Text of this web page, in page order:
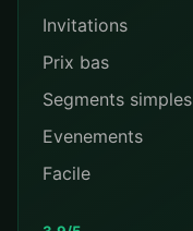
Invitations
Prix bas
Segments simples
Evenements
Facile